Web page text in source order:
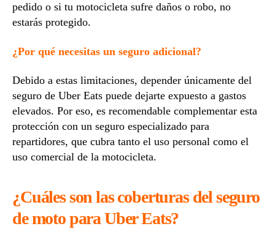
pedido o si tu motocicleta sufre daños o robo, no
estarás protegido.
¿Por qué necesitas un seguro adicional?
Debido a estas limitaciones, depender únicamente del
seguro de Uber Eats puede dejarte expuesto a gastos
elevados. Por eso, es recomendable complementar esta
protección con un seguro especializado para
repartidores, que cubra tanto el uso personal como el
uso comercial de la motocicleta.
¿Cuáles son las coberturas del seguro
de moto para Uber Eats?